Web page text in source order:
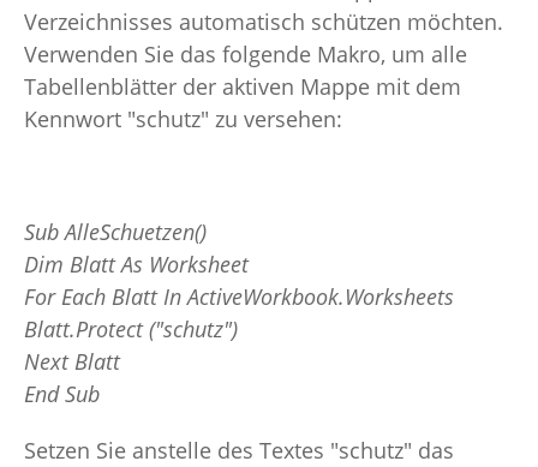
Verzeichnisses automatisch schützen möchten.
Verwenden Sie das folgende Makro, um alle
Tabellenblätter der aktiven Mappe mit dem
Kennwort "schutz" zu versehen:
Sub AlleSchuetzen()
Dim Blatt As Worksheet
For Each Blatt In ActiveWorkbook.Worksheets
Blatt.Protect ("schutz")
Next Blatt
End Sub
Setzen Sie anstelle des Textes "schutz" das